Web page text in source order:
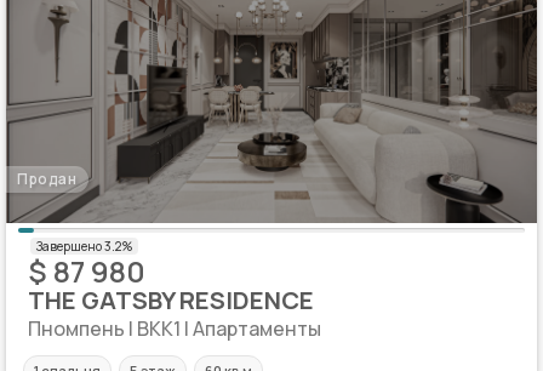
Продан
$ 87 980
THE GATSBY RESIDENCE
Пномпень | BKK1 | Апартаменты